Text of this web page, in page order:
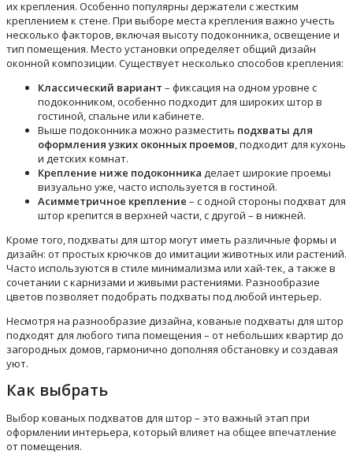
их крепления. Особенно популярны держатели с жестким
креплением к стене. При выборе места крепления важно учесть
несколько факторов, включая высоту подоконника, освещение и
тип помещения. Место установки определяет общий дизайн
оконной композиции. Существует несколько способов крепления:
Классический вариант – фиксация на одном уровне с
подоконником, особенно подходит для широких штор в
гостиной, спальне или кабинете.
Выше подоконника можно разместить подхваты для
оформления узких оконных проемов, подходит для кухонь
и детских комнат.
Крепление ниже подоконника делает широкие проемы
визуально уже, часто используется в гостиной.
Асимметричное крепление – с одной стороны подхват для
штор крепится в верхней части, с другой – в нижней.
Кроме того, подхваты для штор могут иметь различные формы и
дизайн: от простых крючков до имитации животных или растений.
Часто используются в стиле минимализма или хай-тек, а также в
сочетании с карнизами и живыми растениями. Разнообразие
цветов позволяет подобрать подхваты под любой интерьер.
Несмотря на разнообразие дизайна, кованые подхваты для штор
подходят для любого типа помещения – от небольших квартир до
загородных домов, гармонично дополняя обстановку и создавая
уют.
Как выбрать
Выбор кованых подхватов для штор – это важный этап при
оформлении интерьера, который влияет на общее впечатление
от помещения.